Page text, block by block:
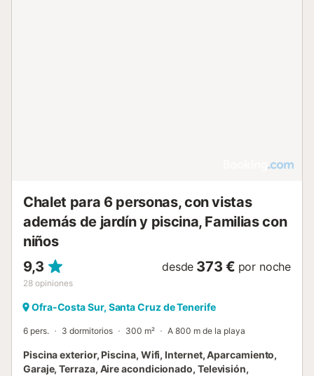
Chalet para 6 personas, con vistas
además de jardín y piscina, Familias con
niños
9,3
28 opiniones
desde 373 € por noche
Ofra-Costa Sur, Santa Cruz de Tenerife
6 pers. 3 dormitorios 300 m² A 800 m de la playa
Piscina exterior, Piscina, Wifi, Internet, Aparcamiento,
Garaje, Terraza, Aire acondicionado, Televisión,